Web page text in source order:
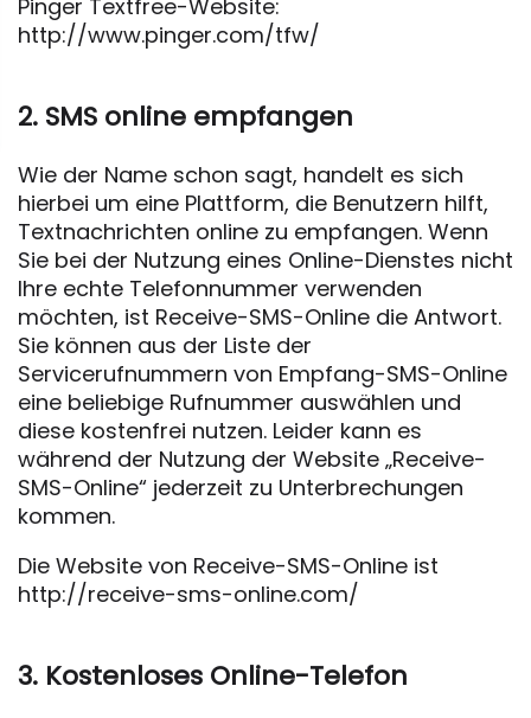
Pinger Textfree-Website:
http://www.pinger.com/tfw/
2. SMS online empfangen
Wie der Name schon sagt, handelt es sich
hierbei um eine Plattform, die Benutzern hilft,
Textnachrichten online zu empfangen. Wenn
Sie bei der Nutzung eines Online-Dienstes nicht
Ihre echte Telefonnummer verwenden
möchten, ist Receive-SMS-Online die Antwort.
Sie können aus der Liste der
Servicerufnummern von Empfang-SMS-Online
eine beliebige Rufnummer auswählen und
diese kostenfrei nutzen. Leider kann es
während der Nutzung der Website „Receive-
SMS-Online“ jederzeit zu Unterbrechungen
kommen.
Die Website von Receive-SMS-Online ist
http://receive-sms-online.com/
3. Kostenloses Online-Telefon